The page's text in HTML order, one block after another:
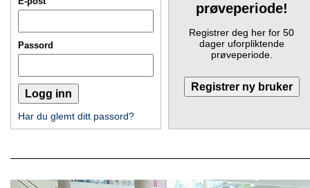
Passord
Har du glemt ditt passord?
prøveperiode!
Registrer deg her for 50
dager uforpliktende
prøveperiode.